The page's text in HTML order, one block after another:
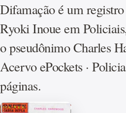
Difamação é um
Ryoki Inoue em
o pseudônimo Charles
Acervo ePockets ·
páginas.